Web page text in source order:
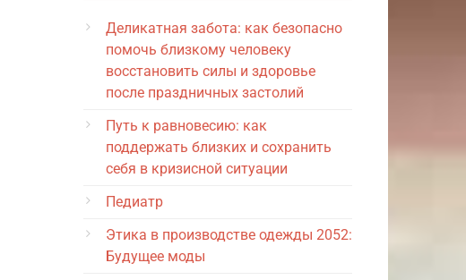
Деликатная забота: как безопасно
помочь близкому человеку
восстановить силы и здоровье
после праздничных застолий
Путь к равновесию: как
поддержать близких и сохранить
себя в кризисной ситуации
Педиатр
Этика в производстве одежды 2052:
Будущее моды